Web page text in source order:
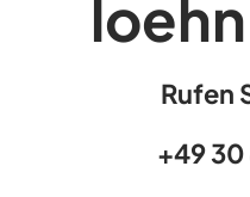
Rufen
+49 30